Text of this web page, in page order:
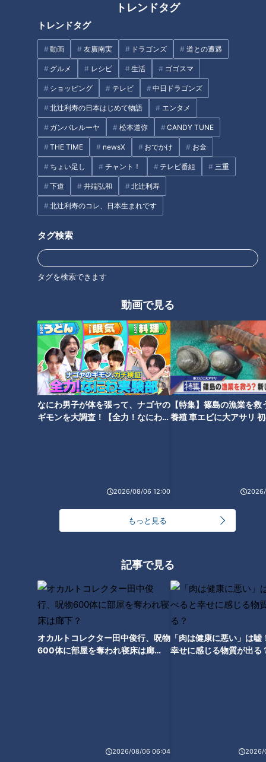
トレンドタグ
トレンドタグ
動画 友廣南実 ドラゴンズ 道との遭遇
グルメ レシピ 生活 ゴゴスマ
ショッピング テレビ 中日ドラゴンズ
北辻利寿の日本はじめて物語 エンタメ
ガンバレルーヤ 松本道弥 CANDY TUNE
THE TIME newsX おでかけ お金
ちょい足し チャント！ テレビ番組 三重
下道 井端弘和 北辻利寿
北辻利寿のコレ、日本生まれです
タグ検索
タグを検索できます
動画で見る
なにわ男子が体を張って、ナゴヤの
ギモンを大調査！【全力！なにわ実
2026/08/06 12:00
【特集】篠島の漁業を救
養殖 車エビに大アサリ
もっと見る
記事で見る
オカルトコレクター田中俊行、呪物
600体に部屋を奪われ寝床は廊
2026/08/06 06:04
「肉は健康に悪い」は嘘
幸せに感じる物質が出る
2026/
げ」の作り方【キユーピー３分
クッキング】
フルな魅力～工業用から大変身
させた驚きの発想
昭和の珍品おもちゃ～オスとメ
スを判別する不思議なペンダン
トを覚えていますか？
「名古屋めし」に仲間入り！カ
レー煮込みうどんが人気上昇中
～大竹敏之のシン・名古屋めし
タグ
北辻利寿の日本はじめて物語 東西南北論説風
オススメ関連コンテンツ
日本で誕生した「マッサージチ
ェア」～究極の“揉み心地”を追
求した開発魂
る！日本製「電気冷蔵庫」めざ
ましい進化の歩み